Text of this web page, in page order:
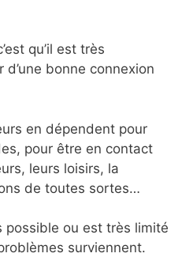
qu’il est très
bonne connexion
en dépendent pour
pour être en contact
leurs loisirs, la
de toutes sortes…
possible ou est très limité
surviennent.